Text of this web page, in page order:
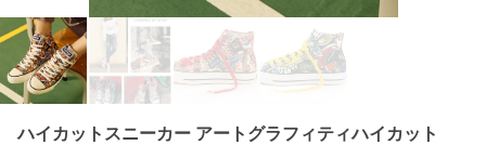
ハイカットスニーカー アートグラフィティハイカット